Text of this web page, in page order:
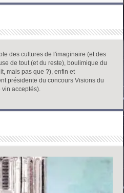
des cultures de l'imaginaire (et des
de tout (et du reste), boulimique du
mais pas que ?), enfin et
présidente du concours Visions du
acceptés).